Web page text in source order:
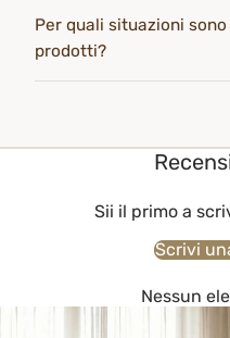
Per quali situazioni
prodotti?
Sii il primo a
Scrivi
Nessun